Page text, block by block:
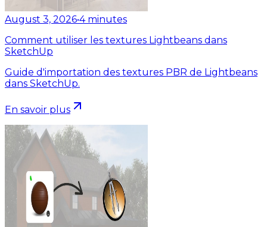
August 3, 2026•4 minutes
Comment utiliser les textures Lightbeans dans
SketchUp
Guide d'importation des textures PBR de Lightbeans
dans SketchUp.
En savoir plus